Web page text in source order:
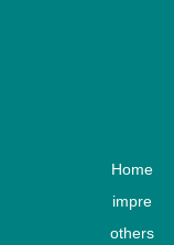
Home
impre
others